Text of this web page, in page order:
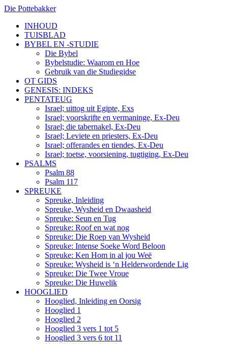
Die Pottebakker
INHOUD
TUISBLAD
BYBEL EN -STUDIE
Die Bybel
Bybelstudie: Waarom en Hoe
Gebruik van die Studiegidse
OT GIDS
GENESIS: INDEKS
PENTATEUG
Israel; uittog uit Egipte, Exs
Israel; voorskrifte en vermaninge, Ex-Deu
Israel; die tabernakel, Ex-Deu
Israel; Leviete en priesters, Ex-Deu
Israel; offerandes en tiendes, Ex-Deu
Israel; toetse, voorsiening, tugtiging, Ex-Deu
PSALMS
Psalm 88
Psalm 117
SPREUKE
Spreuke, Inleiding
Spreuke, Wysheid en Dwaasheid
Spreuke: Seun en Tug
Spreuke: Roof en wat nog
Spreuke: Die Roep van Wysheid
Spreuke: Intense Soeke Word Beloon
Spreuke: Ken Hom in al jou Weë
Spreuke: Wysheid is ‘n Helderwordende Lig
Spreuke: Die Twee Vroue
Spreuke: Die Huwelik
HOOGLIED
Hooglied, Inleiding en Oorsig
Hooglied 1
Hooglied 2
Hooglied 3 vers 1 tot 5
Hooglied 3 vers 6 tot 11